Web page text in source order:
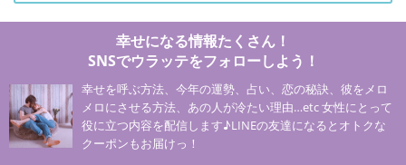
幸せになる情報たくさん！
SNSでウラッテをフォローしよう！
幸せを呼ぶ方法、今年の運勢、占い、恋の秘訣、彼をメロ
メロにさせる方法、あの人が冷たい理由…etc 女性にとって
役に立つ内容を配信します♪LINEの友達になるとオトクな
クーポンもお届けっ！